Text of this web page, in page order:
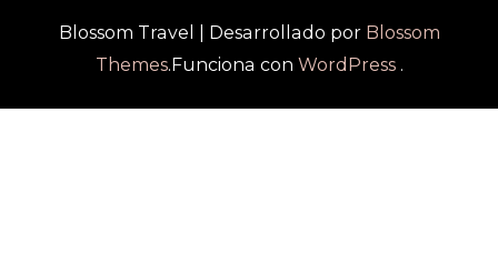
Blossom Travel | Desarrollado por Blossom
Themes.Funciona con WordPress.